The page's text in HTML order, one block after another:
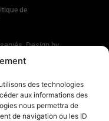
des technologies
aux informations des
nous permettra de
de navigation ou les ID
de
Design by